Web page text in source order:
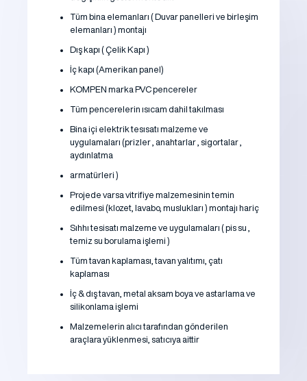
Tüm bina elemanları ( Duvar panelleri ve birleşim
elemanları ) montajı
Dış kapı ( Çelik Kapı )
İç kapı (Amerikan panel)
KOMPEN marka PVC pencereler
Tüm pencerelerin ısıcam dahil takılması
Bina içi elektrik tesısatı malzeme ve
uygulamaları (prizler , anahtarlar , sigortalar ,
aydınlatma
armatürleri )
Projede varsa vitrifiye malzemesinin temin
edilmesi (klozet, lavabo, muslukları ) montajı hariç
Sıhhı tesisatı malzeme ve uygulamaları ( pis su ,
temiz su borulama işlemi )
Tüm tavan kaplaması, tavan yalıtımı, çatı
kaplaması
İç & dış tavan, metal aksam boya ve astarlama ve
silikonlama işlemi
Malzemelerin alıcı tarafından gönderilen
araçlara yüklenmesi, satıcıya aittir